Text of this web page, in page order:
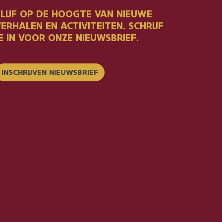
OP DE HOOGTE VAN NIEUWE
EN ACTIVITEITEN. SCHRIJF
IN VOOR ONZE NIEUWSBRIEF.
INSCHRIJVEN NIEUWSBRIEF